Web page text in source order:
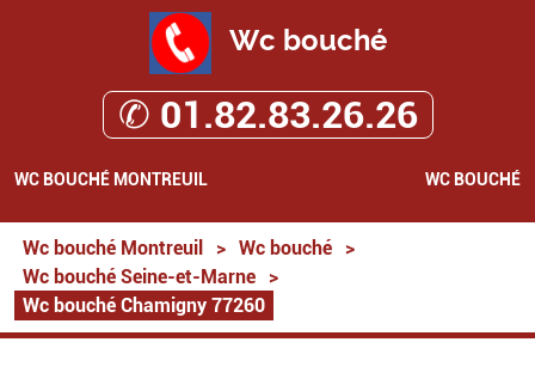
Wc bouché
✆ 01.82.83.26.26
WC BOUCHÉ MONTREUIL WC BOUCHÉ
Wc bouché Montreuil > Wc bouché
>
Wc bouché Seine-et-Marne
>
Wc bouché Chamigny 77260